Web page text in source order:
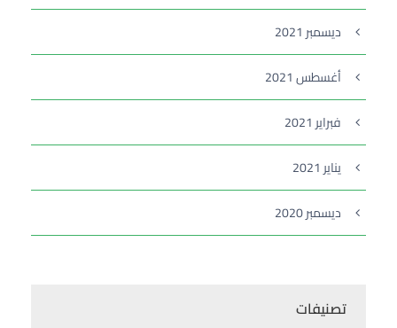
ديسمبر 2021
أغسطس 2021
فبراير 2021
يناير 2021
ديسمبر 2020
تصنيفات